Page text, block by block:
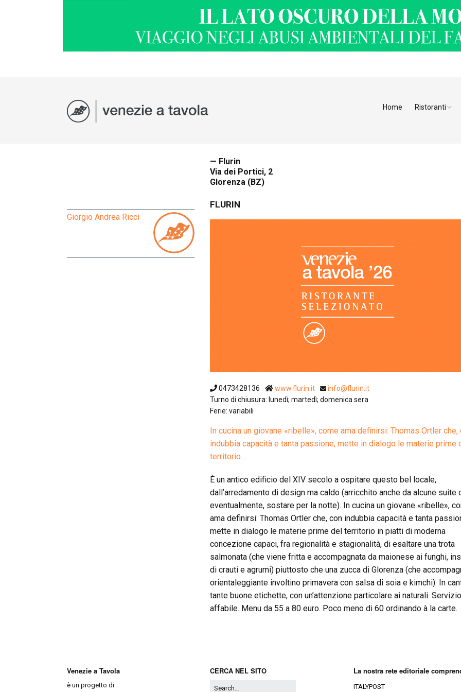
Home Ristoranti
Giorgio Andrea Ricci
— Flurin
Via dei Portici, 2
Glorenza (BZ)
FLURIN
0473428136 www.flurin.it
info@flurin.it
Turno di chiusura: lunedì; martedì; domenica sera
Ferie: variabili
In cucina un giovane «ribelle», come ama definirsi: Thomas Ortler che,
indubbia capacità e tanta passione, mette in dialogo le materie prime
territorio...
È un antico edificio del XIV secolo a ospitare questo bel locale,
dall’arredamento di design ma caldo (arricchito anche da alcune suite
eventualmente, sostare per la notte). In cucina un giovane «ribelle»,
ama definirsi: Thomas Ortler che, con indubbia capacità e tanta
mette in dialogo le materie prime del territorio in piatti di moderna
concezione capaci, fra regionalità e stagionalità, di esaltare una trota
salmonata (che viene fritta e accompagnata da maionese ai funghi,
di crauti e agrumi) piuttosto che una zucca di Glorenza (che
orientaleggiante involtino primavera con salsa di soia e kimchi). In
tante buone etichette, con un’attenzione particolare ai naturali. Servizio
affabile. Menu da 55 a 80 euro. Poco meno di 60 ordinando à la carte.
Venezie a Tavola
è un progetto di
CERCA NEL SITO La nostra rete editoriale
ITALYPOST